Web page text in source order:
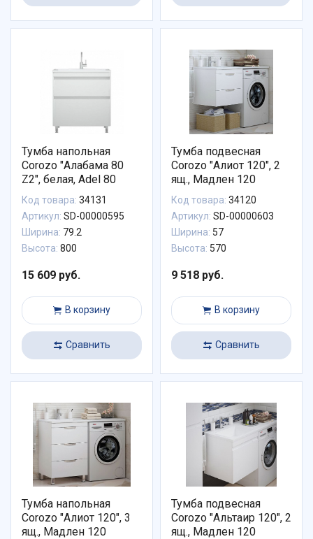
Тумба напольная
Corozo "Алабама 80
Z2", белая, Adel 80
Код товара: 34131
Артикул: SD-00000595
Ширина: 79.2
Высота: 800
15 609 руб.
В корзину
Сравнить
Тумба подвесная
Corozo "Алиот 120", 2
ящ., Мадлен 120
Код товара: 34120
Артикул: SD-00000603
Ширина: 57
Высота: 570
9 518 руб.
В корзину
Сравнить
Тумба напольная
Corozo "Алиот 120", 3
ящ., Мадлен 120
Тумба подвесная
Corozo "Альтаир 120", 2
ящ., Мадлен 120